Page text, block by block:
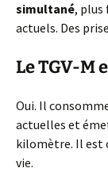
simultané, plus
actuels. Des
Le TGV-M
Oui. Il
actuelles et
kilomètre. Il est
vie.